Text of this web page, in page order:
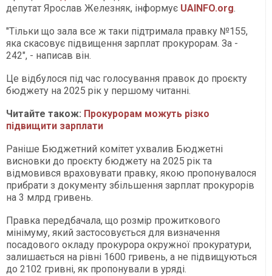
депутат Ярослав Железняк, інформує UAINFO.org.
"Тільки що зала все ж таки підтримала правку №155,
яка скасовує підвищення зарплат прокурорам. За -
242", - написав він.
Це відбулося під час голосування правок до проєкту
бюджету на 2025 рік у першому читанні.
Читайте також: Прокурорам можуть різко
підвищити зарплати
Раніше Бюджетний комітет ухвалив Бюджетні
висновки до проєкту бюджету на 2025 рік та
відмовився враховувати правку, якою пропонувалося
прибрати з документу збільшення зарплат прокурорів
на 3 млрд гривень.
Правка передбачала, що розмір прожиткового
мінімуму, який застосовується для визначення
посадового окладу прокурора окружної прокуратури,
залишається на рівні 1600 гривень, а не підвищуються
до 2102 гривні, як пропонували в уряді.